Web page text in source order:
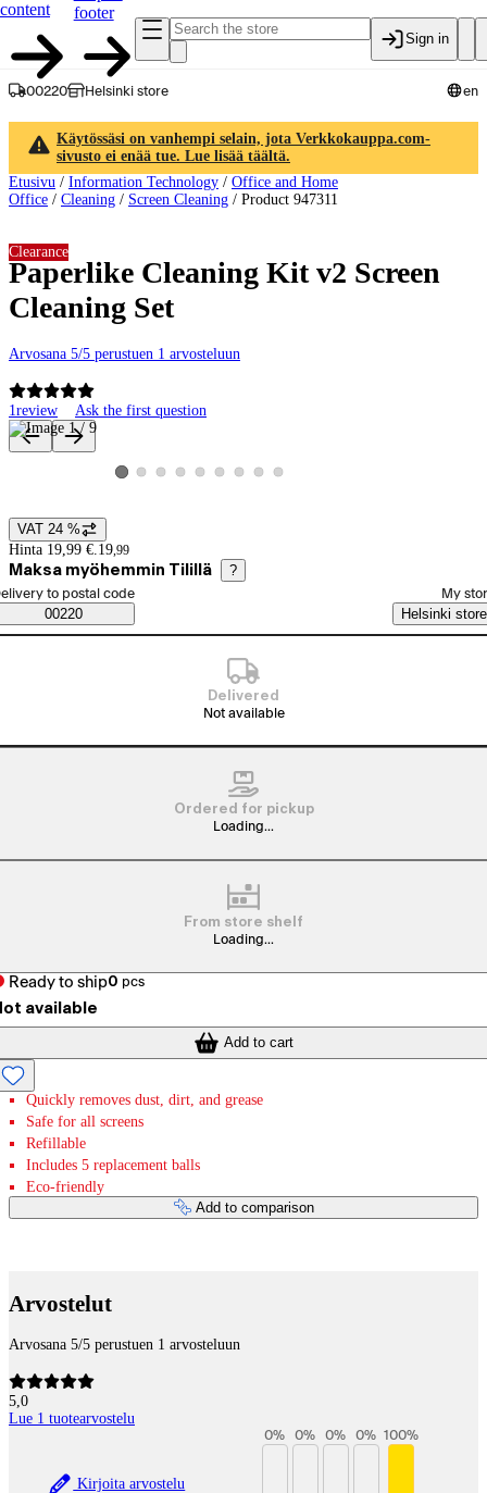
content
footer
Sign in
00220 Helsinki store en
Käytössäsi on vanhempi selain, jota Verkkokauppa.com-
sivusto ei enää tue. Lue lisää täältä.
Etusivu / Information Technology / Office and Home
Office / Cleaning / Screen Cleaning / Product 947311
Paperlike Cleaning Kit v2 Screen
Cleaning Set
Arvosana 5/5 perustuen 1 arvosteluun
1review Ask the first question
Clearance
Product images and videos
View product image 1
View product image 2
View product image 3
View product image 4
View product image 5
View product image 6
View product image 7
View product image 8
View product image 9
Price details
VAT 24 %
Hinta 19,99 €. 19,99
Maksa myöhemmin Tilillä ?
Saatavuustiedot
order method
to postal code
00220
My
Helsinki store
Delivered
Not available
Ordered for pickup
Loading...
From store shelf
Loading...
Ready to ship0 pcs
available
Add to cart
Quickly removes dust, dirt, and grease
Safe for all screens
Refillable
Includes 5 replacement balls
Eco-friendly
Add to comparison
Arvostelut
Arvosana 5/5 perustuen 1 arvosteluun
5,0
Lue 1 tuotearvostelu
Kirjoita arvostelu
0% 0% 0% 0% 100%